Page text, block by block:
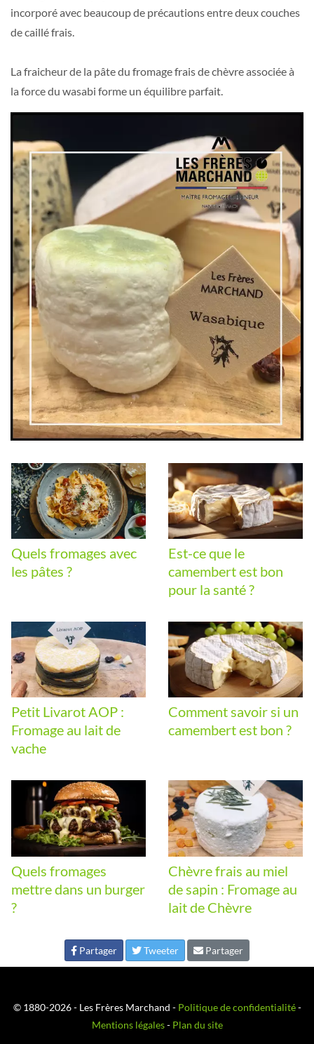
incorporé avec beaucoup de précautions entre deux couches
de caillé frais.
La fraicheur de la pâte du fromage frais de chèvre associée à
la force du wasabi forme un équilibre parfait.
Quels fromages avec
les pâtes ?
Est-ce que le
camembert est bon
pour la santé ?
Petit Livarot AOP :
Fromage au lait de
vache
Comment savoir si un
camembert est bon ?
Quels fromages
mettre dans un burger
?
Chèvre frais au miel
de sapin : Fromage au
lait de Chèvre
Partager Tweeter Partager
© 1880-2026 - Les Frères Marchand - Politique de confidentialité-
Mentions légales- Plan du site